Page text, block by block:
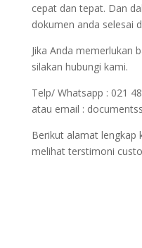
cepat dan tepat. Dan
dokumen anda selesai
Jika Anda memerlukan
silakan hubungi kami.
Telp/ Whatsapp : 021
atau email :
Berikut alamat lengkap
melihat terstimoni